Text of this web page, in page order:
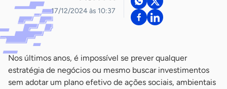
17/12/2024 às 10:37
Nos últimos anos, é impossível se prever qualquer
estratégia de negócios ou mesmo buscar investimentos
sem adotar um plano efetivo de ações sociais, ambientais